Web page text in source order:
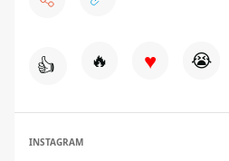
👍 🔥 ♥ 😭
INSTAGRAM